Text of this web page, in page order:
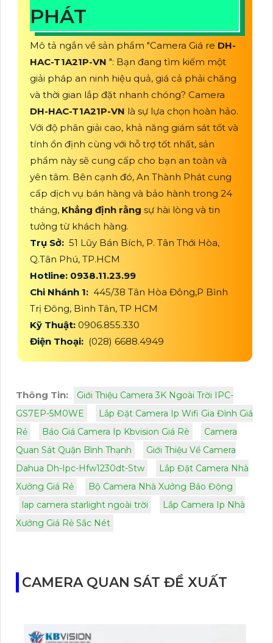
PHÁT
Mô tả ngắn về sản phẩm "Camera Giá re DH-
HAC-T1A21P-VN ": Bạn đang tìm kiếm một
giải pháp an ninh hiệu quả, giá cả phải chăng
và thời gian lắp đặt nhanh chóng? Camera
DH-HAC-T1A21P-VN là sự lựa chọn hoàn hảo.
Với độ phân giải cao, khả năng giám sát tốt và
tính ổn định cùng với hỗ trợ tốt nhất, sản
phẩm này sẽ cung cấp cho bạn an toàn và
yên tâm. Bên cạnh đó, An Thành Phát cung
cấp dịch vụ bán hàng và bảo hành trong 24
tháng, Khẳng định rằng sự hài lòng và tin
tưởng từ khách hàng.
Trụ Sở: 51 Lũy Bán Bích, P. Tân Thới Hòa,
Q.Tân Phú, TP.HCM
Hotline: 0938.11.23.99
Chi Nhánh 1: 445/38 Tân Hòa Đông,P Bình
Trị Đông, Bình Tân, TP HCM
Kỹ Thuật: 0906.855.330
Điện Thoại: (028) 6688.4949
Thông Tin:
Giới Thiệu Camera 3K Ngoài Trời IPC-
GS7EP-5M0WE
Lắp Đặt Camera Ip Wifi Gia Đình Giá
Rẻ
Báo Giá Camera Ip Kbvision Giá Rè
Camera
Quan Sát Quận Bình Thạnh
Giới Thiệu Về Camera
Dahua Dh-Ipc-Hfw1230dt-Stw
Lắp Đặt Camera Nhà
Xưởng Giá Rẻ
Bộ Camera Nhà Xưởng Báo Động
lap camera starlight ngoài trời
Lắp Camera Ip Nhà
Xưởng Giá Rẻ Sắc Nét
CAMERA QUAN SÁT ĐỀ XUẤT